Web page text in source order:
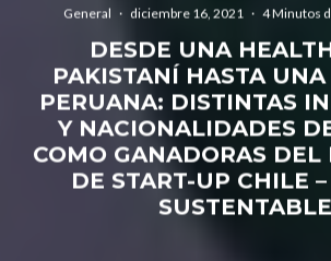
General · diciembre 16, 2021 · 4 Minutos
DESDE UNA
PAKISTANÍ HASTA
PERUANA: DISTINTAS
Y NACIONALIDADES
COMO GANADORAS DEL
DE START-UP CHILE
SUSTENTABLE